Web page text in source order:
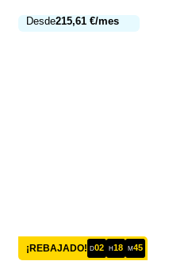
Desde215,61 €/mes
¡REBAJADO! D02 H18 M45